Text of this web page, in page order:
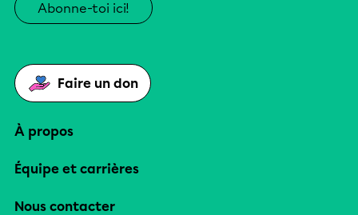
Abonne-toi ici!
Faire un don
À propos
Équipe et carrières
Nous contacter